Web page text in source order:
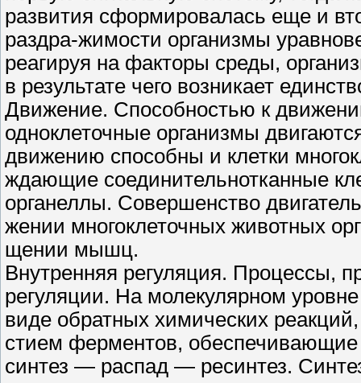
развития сформировалась еще и
раздра-жимости организмы
реагируя на факторы среды,
в результате чего возникает
Движение. Способностью к
одноклеточные организмы
движению способны и клетки
ждающие соединительнотканные
органеллы. Совершенство
жении многоклеточных животных
щении мышц.
Внутренняя регуляция. Процессы,
регуляции. На молекулярном
виде обратных химических
стием ферментов, обеспечивающие
синтез — распад — ресинтез.